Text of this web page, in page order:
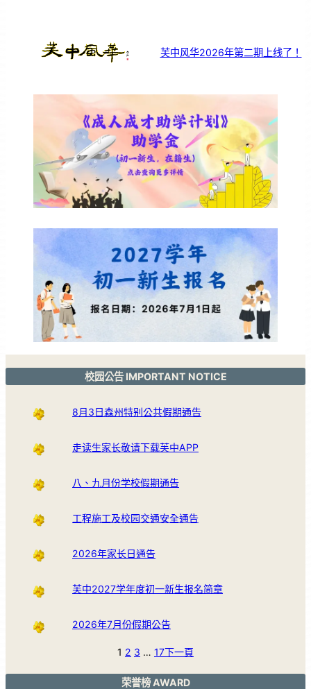
芙中风华2026年第二期上线了！
校园公告 IMPORTANT NOTICE
8月3日森州特别公共假期通告
走读生家长敬请下载芙中APP
八、九月份学校假期通告
工程施工及校园交通安全通告
2026年家长日通告
芙中2027学年度初一新生报名简章
2026年7月份假期公告
1 2 3 … 17下一頁
荣誉榜 AWARD